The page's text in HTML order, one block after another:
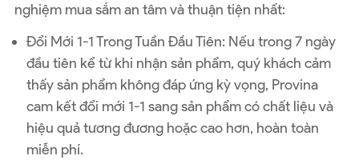
nghiệm mua sắm an tâm và thuận tiện nhất:
Đổi Mới 1-1 Trong Tuần Đầu Tiên: Nếu trong 7 ngày
đầu tiên kể từ khi nhận sản phẩm, quý khách cảm
thấy sản phẩm không đáp ứng kỳ vọng, Provina
cam kết đổi mới 1-1 sang sản phẩm có chất liệu và
hiệu quả tương đương hoặc cao hơn, hoàn toàn
miễn phí.